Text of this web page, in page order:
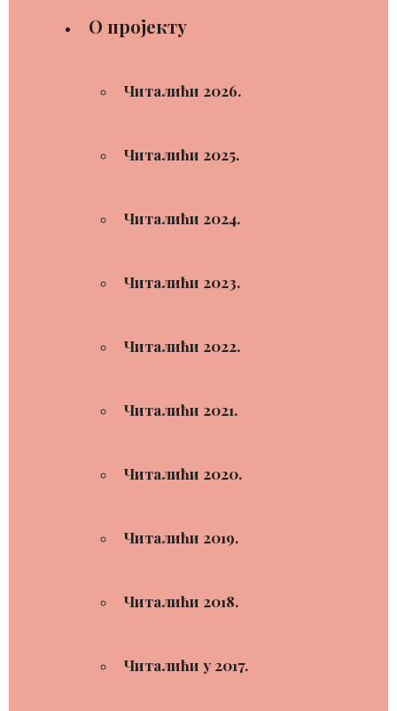
О пројекту
Читалићи 2026.
Читалићи 2025.
Читалићи 2024.
Читалићи 2023.
Читалићи 2022.
Читалићи 2021.
Читалићи 2020.
Читалићи 2019.
Читалићи 2018.
Читалићи у 2017.